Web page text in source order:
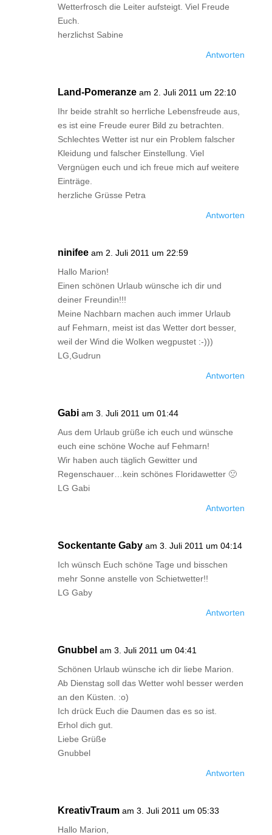
Wetterfrosch die Leiter aufsteigt. Viel Freude
Euch.
herzlichst Sabine
Antworten
Land-Pomeranze am 2. Juli 2011 um 22:10
Ihr beide strahlt so herrliche Lebensfreude aus,
es ist eine Freude eurer Bild zu betrachten.
Schlechtes Wetter ist nur ein Problem falscher
Kleidung und falscher Einstellung. Viel
Vergnügen euch und ich freue mich auf weitere
Einträge.
herzliche Grüsse Petra
Antworten
ninifee am 2. Juli 2011 um 22:59
Hallo Marion!
Einen schönen Urlaub wünsche ich dir und
deiner Freundin!!!
Meine Nachbarn machen auch immer Urlaub
auf Fehmarn, meist ist das Wetter dort besser,
weil der Wind die Wolken wegpustet :-)))
LG,Gudrun
Antworten
Gabi am 3. Juli 2011 um 01:44
Aus dem Urlaub grüße ich euch und wünsche
euch eine schöne Woche auf Fehmarn!
Wir haben auch täglich Gewitter und
Regenschauer…kein schönes Floridawetter 🙁
LG Gabi
Antworten
Sockentante Gaby am 3. Juli 2011 um 04:14
Ich wünsch Euch schöne Tage und bisschen
mehr Sonne anstelle von Schietwetter!!
LG Gaby
Antworten
Gnubbel am 3. Juli 2011 um 04:41
Schönen Urlaub wünsche ich dir liebe Marion.
Ab Dienstag soll das Wetter wohl besser werden
an den Küsten. :o)
Ich drück Euch die Daumen das es so ist.
Erhol dich gut.
Liebe Grüße
Gnubbel
Antworten
KreativTraum am 3. Juli 2011 um 05:33
Hallo Marion,